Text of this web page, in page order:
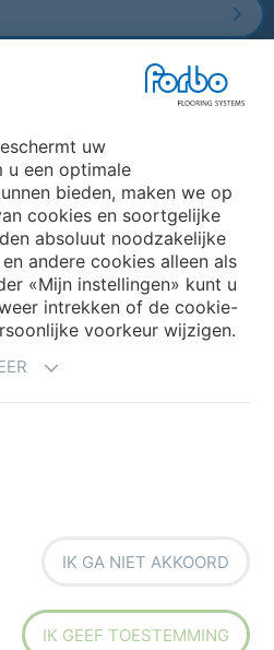
Disclaimer Cookies Forbo
uw
u een optimale
bieden, maken we op
cookies en soortgelijke
absoluut noodzakelijke
andere cookies alleen als
«Mijn instellingen» kunt u
intrekken of de cookie-
voorkeur wijzigen.
IK GA NIET AKKOORD
IK GEEF TOESTEMMING